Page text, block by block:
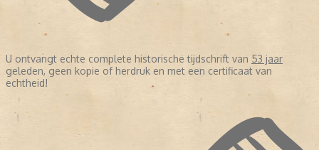
U ontvangt echte complete historische tijdschrift van 53 jaar
geleden, geen kopie of herdruk en met een certificaat van
echtheid!